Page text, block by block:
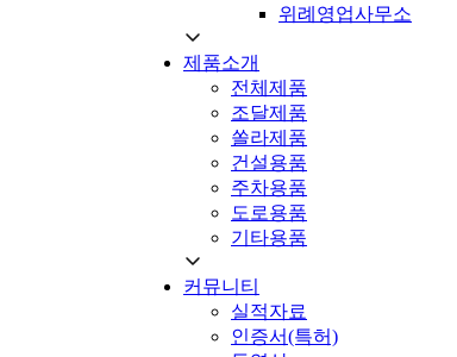
위례영업사무소
제품소개
전체제품
조달제품
쏠라제품
건설용품
주차용품
도로용품
기타용품
커뮤니티
실적자료
인증서(특허)